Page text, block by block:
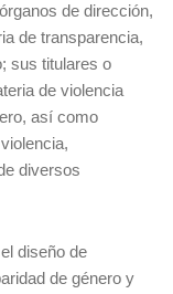
de dirección,
de transparencia,
sus titulares o
de violencia
así como
diversos
diseño de
de género y